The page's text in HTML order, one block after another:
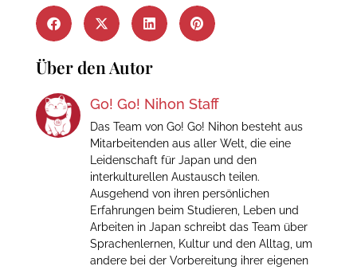
Über den Autor
Go! Go! Nihon Staff
Das Team von Go! Go! Nihon besteht aus
Mitarbeitenden aus aller Welt, die eine
Leidenschaft für Japan und den
interkulturellen Austausch teilen.
Ausgehend von ihren persönlichen
Erfahrungen beim Studieren, Leben und
Arbeiten in Japan schreibt das Team über
Sprachenlernen, Kultur und den Alltag, um
andere bei der Vorbereitung ihrer eigenen